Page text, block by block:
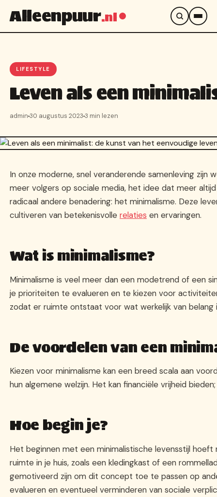
Alleenpuur.nl
LIFESTYLE
Leven als een
admin 30 augustus 2023 3 min lezen
In onze moderne, snel veranderende samenleving
meer volgers op sociale media, het idee dat meer
radicaal andere benadering: het minimalisme. Deze
cultiveren van betekenisvolle relaties en ervaringen.
Wat is minimalisme?
Minimalisme is veel meer dan een modetrend of een
je prioriteiten te evalueren en te kiezen voor
zodat er ruimte ontstaat voor wat werkelijk van belang
De voordelen van een
Kiezen voor minimalisme kan een breed scala aan
hun algemene welzijn. Het kan financiële vrijheid
Hoe begin je?
Het beginnen met een minimalistische levensstijl
ruimte in je huis, zoals een kledingkast of een
gemotiveerd zijn om dit concept toe te passen op
evalueren en eventueel verminderen van sociale